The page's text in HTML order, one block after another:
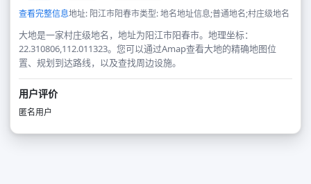
查看完整信息地址: 阳江市阳春市类型: 地名地址信息;普通地名;村庄级地名
大地是一家村庄级地名，地址为阳江市阳春市。地理坐标：
22.310806,112.011323。您可以通过Amap查看大地的精确地图位
置、规划到达路线，以及查找周边设施。
用户评价
匿名用户